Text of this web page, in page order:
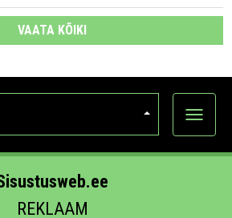
VAATA KÕIKI
Ava
REKLAAM